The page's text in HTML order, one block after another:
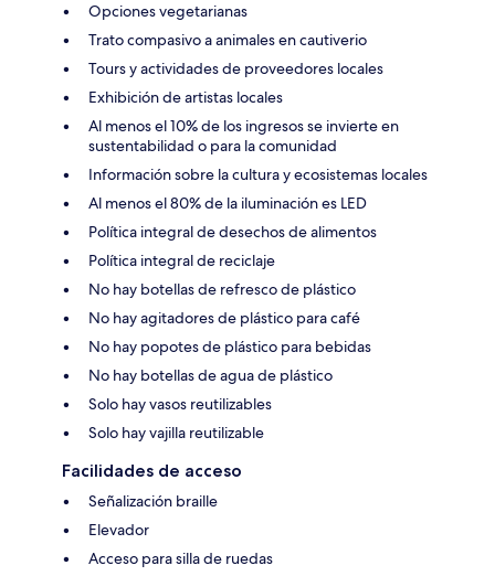
Opciones vegetarianas
Trato compasivo a animales en cautiverio
Tours y actividades de proveedores locales
Exhibición de artistas locales
Al menos el 10% de los ingresos se invierte en
sustentabilidad o para la comunidad
Información sobre la cultura y ecosistemas locales
Al menos el 80% de la iluminación es LED
Política integral de desechos de alimentos
Política integral de reciclaje
No hay botellas de refresco de plástico
No hay agitadores de plástico para café
No hay popotes de plástico para bebidas
No hay botellas de agua de plástico
Solo hay vasos reutilizables
Solo hay vajilla reutilizable
Facilidades de acceso
Señalización braille
Elevador
Acceso para silla de ruedas